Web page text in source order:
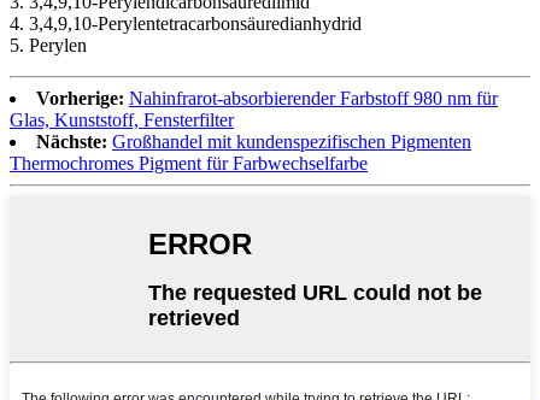
4. 3,4,9,10-Perylentetracarbonsäuredianhydrid
5. Perylen
Vorherige: Nahinfrarot-absorbierender Farbstoff 980 nm für
Glas, Kunststoff, Fensterfilter
Nächste: Großhandel mit kundenspezifischen Pigmenten
Thermochromes Pigment für Farbwechselfarbe